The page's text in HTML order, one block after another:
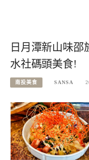
日月潭新山味邵
水社碼頭美食!
南投美食 SANSA